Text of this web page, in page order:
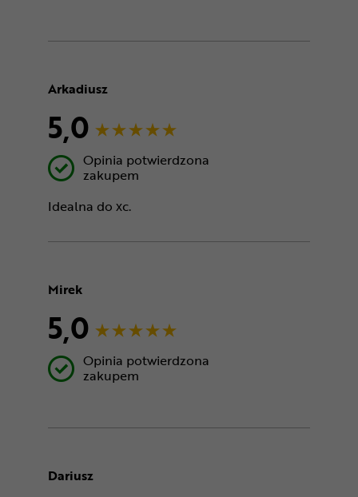
Arkadiusz
5,0
Opinia potwierdzona
zakupem
Idealna do xc.
Mirek
5,0
Opinia potwierdzona
zakupem
Dariusz